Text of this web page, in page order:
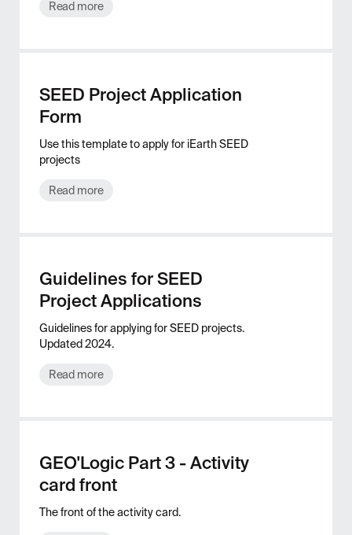
Read more
SEED Project Application
Form
Use this template to apply for iEarth SEED
projects
Read more
Guidelines for SEED
Project Applications
Guidelines for applying for SEED projects.
Updated 2024.
Read more
GEO'Logic Part 3 - Activity
card front
The front of the activity card.